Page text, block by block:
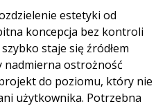
estetyki od
koncepcja bez kontroli
staje się źródłem
ostrożność
do poziomu, który nie
użytkownika. Potrzebna